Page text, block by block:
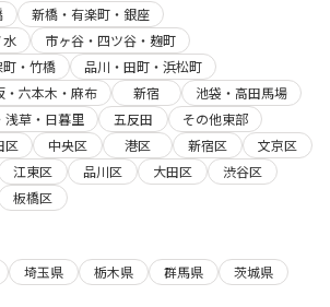
新橋・有楽町・銀座
水
市ヶ谷・四ツ谷・麹町
・竹橋
品川・田町・浜松町
・六本木・麻布 新宿
池袋・高田馬場
浅草・日暮里 五反田
その他東部
区 中央区 港区 新宿区
文京区
江東区 品川区 大田区
渋谷区
板橋区
埼玉県 栃木県 群馬県
茨城県